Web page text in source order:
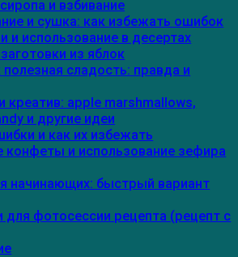
и взбивание
и сушка: как избежать ошибок
и использование в десертах
из яблок
сладость: правда и
креатив: apple marshmallows,
и другие идеи
и как их избежать
и использование зефира
начинающих: быстрый вариант
для фотосессии рецепта (рецепт с